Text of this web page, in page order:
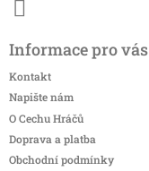
Informace pro vás
Kontakt
Napište nám
O Cechu Hráčů
Doprava a platba
Obchodní podmínky